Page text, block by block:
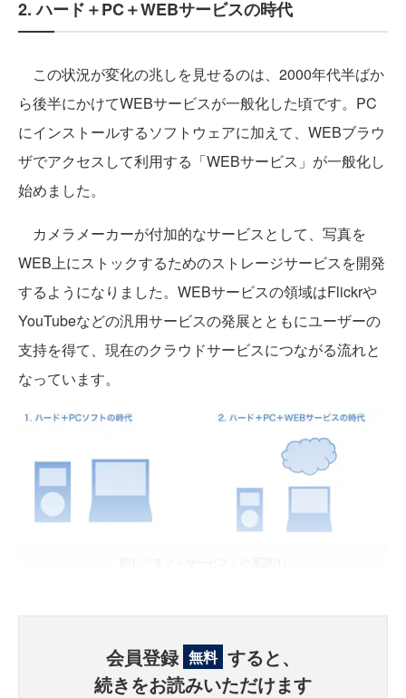
2. ハード＋PC＋WEBサービスの時代
この状況が変化の兆しを見せるのは、2000年代半ばか
ら後半にかけてWEBサービスが一般化した頃です。PC
にインストールするソフトウェアに加えて、WEBブラウ
ザでアクセスして利用する「WEBサービス」が一般化し
始めました。
カメラメーカーが付加的なサービスとして、写真を
WEB上にストックするためのストレージサービスを開発
するようになりました。WEBサービスの領域はFlickrや
YouTubeなどの汎用サービスの発展とともにユーザーの
支持を得て、現在のクラウドサービスにつながる流れと
なっています。
会員登録 無料 すると、
続きをお読みいただけます